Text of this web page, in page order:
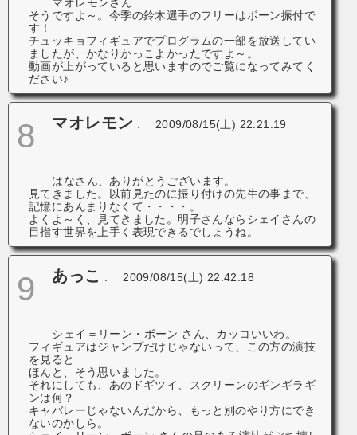
マオレモンさん
そうですよ～。今季の鈴木選手のフリーはボーン振付で
す！
チュッキョフィギュアでプログラムの一部を放送してい
ましたが、かなりかっこよかったですよ～。
動画が上がっていると思いますのでご覧になってみてく
ださい♪
8 マオレモン : 2009/08/15(土) 22:21:19
はなさん、ありがとうございます。
見てきました。以前見たのに振り付けの先生の事まで、
記憶にあんまりなくて・・・・。
よくよ～く、見てきました。明子さんならシェイさんの
目指す世界を上手く表現できるでしょうね。
9 あっこ : 2009/08/15(土) 22:42:18
シェイ＝リーン・ボーン さん、カッコいいわ。
フィギュアはジャンプだけじゃないって、この方の演技
を見ると
ほんと、そう思いました。
それにしても、あのドギツイ、スクリーンのギンギラギ
ンは何？
キャバレーじゃないんだから、もっと別のやり方にでき
ないのかしら。